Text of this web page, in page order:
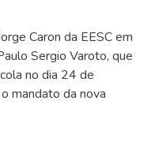
Caron da EESC em
Sergio Varoto, que
no dia 24 de
mandato da nova